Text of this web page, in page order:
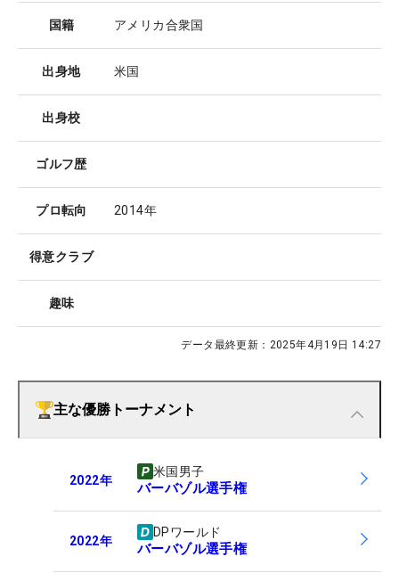
国籍 アメリカ合衆国
出身地 米国
出身校
ゴルフ歴
プロ転向 2014年
得意クラブ
趣味
データ最終更新： 2025年4月19日 14:27
主な優勝トーナメント
2022年
米国男子
バーバゾル選手権
2022年
DPワールド
バーバゾル選手権